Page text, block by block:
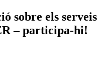
sobre els serveis
– participa-hi!